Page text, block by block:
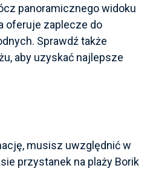
panoramicznego widoku
oferuje zaplecze do
Sprawdź także
aby uzyskać najlepsze
musisz uwzględnić w
przystanek na plaży Borik